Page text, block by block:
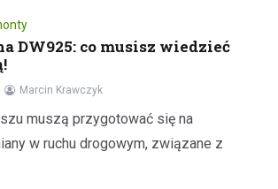
DW925: co musisz wiedzieć
Marcin Krawczyk
muszą przygotować się na
w ruchu drogowym, związane z